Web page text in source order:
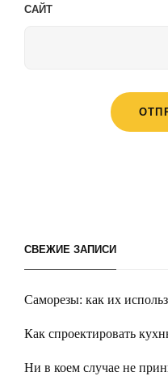
САЙТ
СВЕЖИЕ ЗАПИСИ
Саморезы: как их
Как спроектировать
Ни в коем случае не